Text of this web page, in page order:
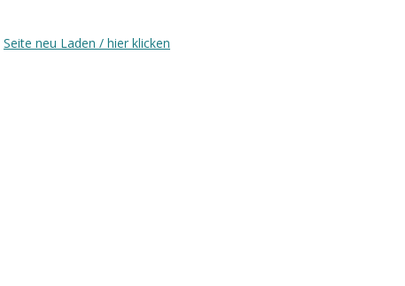
Seite neu Laden / hier klicken